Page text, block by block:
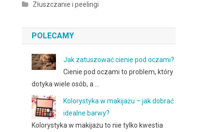
Złuszczanie i peelingi
POLECAMY
Jak zatuszować cienie pod oczami?
Cienie pod oczami to problem, który
dotyka wiele osób, a …
Kolorystyka w makijażu – jak dobrać
idealne barwy?
Kolorystyka w makijażu to nie tylko kwestia